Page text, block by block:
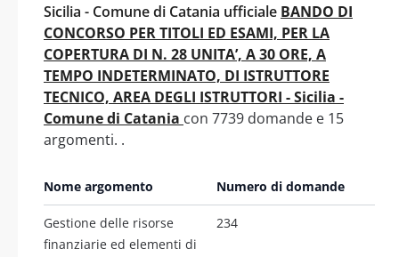
Sicilia - Comune di Catania ufficiale BANDO DI
CONCORSO PER TITOLI ED ESAMI, PER LA
COPERTURA DI N. 28 UNITA’, A 30 ORE, A
TEMPO INDETERMINATO, DI ISTRUTTORE
TECNICO, AREA DEGLI ISTRUTTORI - Sicilia -
Comune di Catania con 7739 domande e 15
argomenti. .
Nome argomento Numero di domande
Gestione delle risorse
finanziarie ed elementi di
234